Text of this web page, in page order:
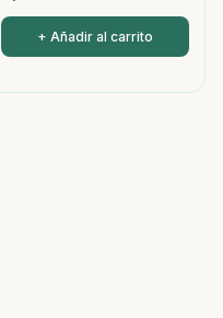
+ Añadir al carrito